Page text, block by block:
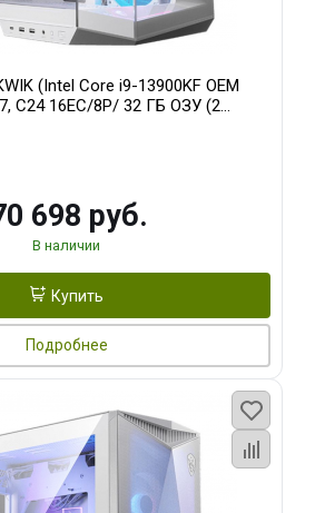
(Intel Core i9-13900KF OEM
C24 16EC/8P/ 32 ГБ ОЗУ (2
GAMING OC 16GB GDDR6
698 руб.
В наличии
Купить
Подробнее